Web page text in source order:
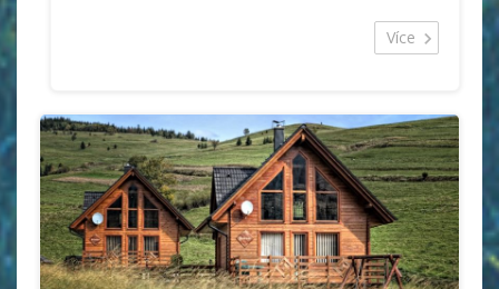
satelitem. Z kuchyňky lze vyjít na slunečnou terasu. V
současnosti sa strava v penziónu nepodává.
WC s koupelnou a kuchyňku s ledničkou.
Cena léto
9,5 Eur / Osoba / noc
6,5 Eur / Děti do 12let
Cena zima
9,5 Eur / Osoba / noc
6,5 Eur / Děti do 12let
v mimosezóně sleva 20%
Více